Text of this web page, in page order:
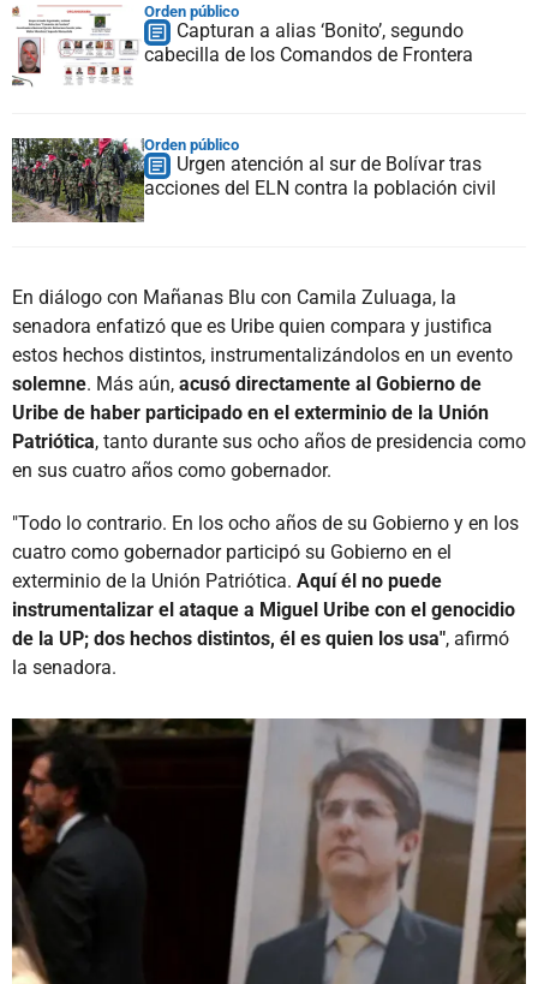
Orden público
Capturan a alias ‘Bonito’, segundo
cabecilla de los Comandos de Frontera
Orden público
Urgen atención al sur de Bolívar tras
acciones del ELN contra la población civil
En diálogo con Mañanas Blu con Camila Zuluaga, la
senadora enfatizó que es Uribe quien compara y justifica
estos hechos distintos, instrumentalizándolos en un evento
solemne. Más aún, acusó directamente al Gobierno de
Uribe de haber participado en el exterminio de la Unión
Patriótica, tanto durante sus ocho años de presidencia como
en sus cuatro años como gobernador.
"Todo lo contrario. En los ocho años de su Gobierno y en los
cuatro como gobernador participó su Gobierno en el
exterminio de la Unión Patriótica. Aquí él no puede
instrumentalizar el ataque a Miguel Uribe con el genocidio
de la UP; dos hechos distintos, él es quien los usa", afirmó
la senadora.